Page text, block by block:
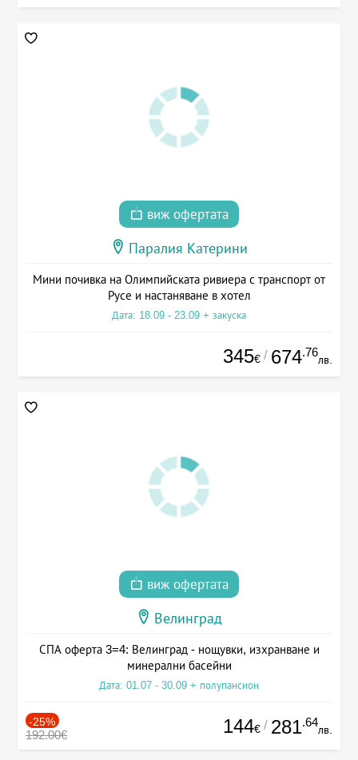
виж офертата
Паралия Катерини
Мини почивка на Олимпийската ривиера с транспорт от
Русе и настаняване в хотел
Дата: 18.09 - 23.09 + закуска
345€ / 674.76
лв.
виж офертата
Велинград
СПА оферта 3=4: Велинград - нощувки, изхранване и
минерални басейни
Дата: 01.07 - 30.09 + полупансион
-25%
192.00€ 144€ / 281.64
лв.